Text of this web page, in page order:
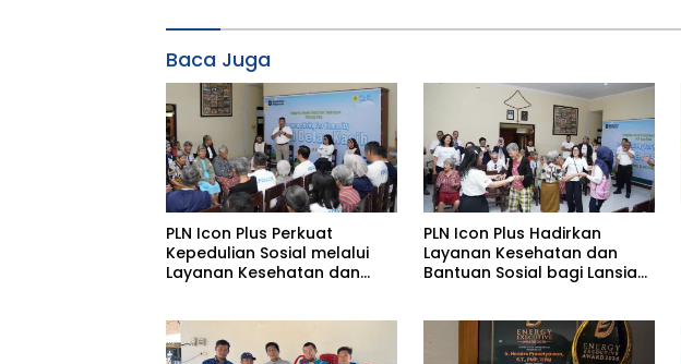
Baca Juga
PLN Icon Plus Perkuat
Kepedulian Sosial melalui
Layanan Kesehatan dan
PLN Icon Plus Hadirkan
Layanan Kesehatan dan
Bantuan Sosial bagi Lansia